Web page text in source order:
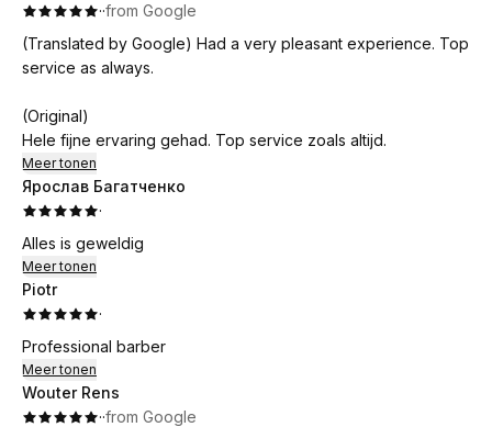
··from Google
(Translated by Google) Had a very pleasant experience. Top
service as always.
(Original)
Hele fijne ervaring gehad. Top service zoals altijd.
Meer tonen
Ярослав Багатченко
·
Alles is geweldig
Meer tonen
Piotr
·
Professional barber
Meer tonen
Wouter Rens
··from Google